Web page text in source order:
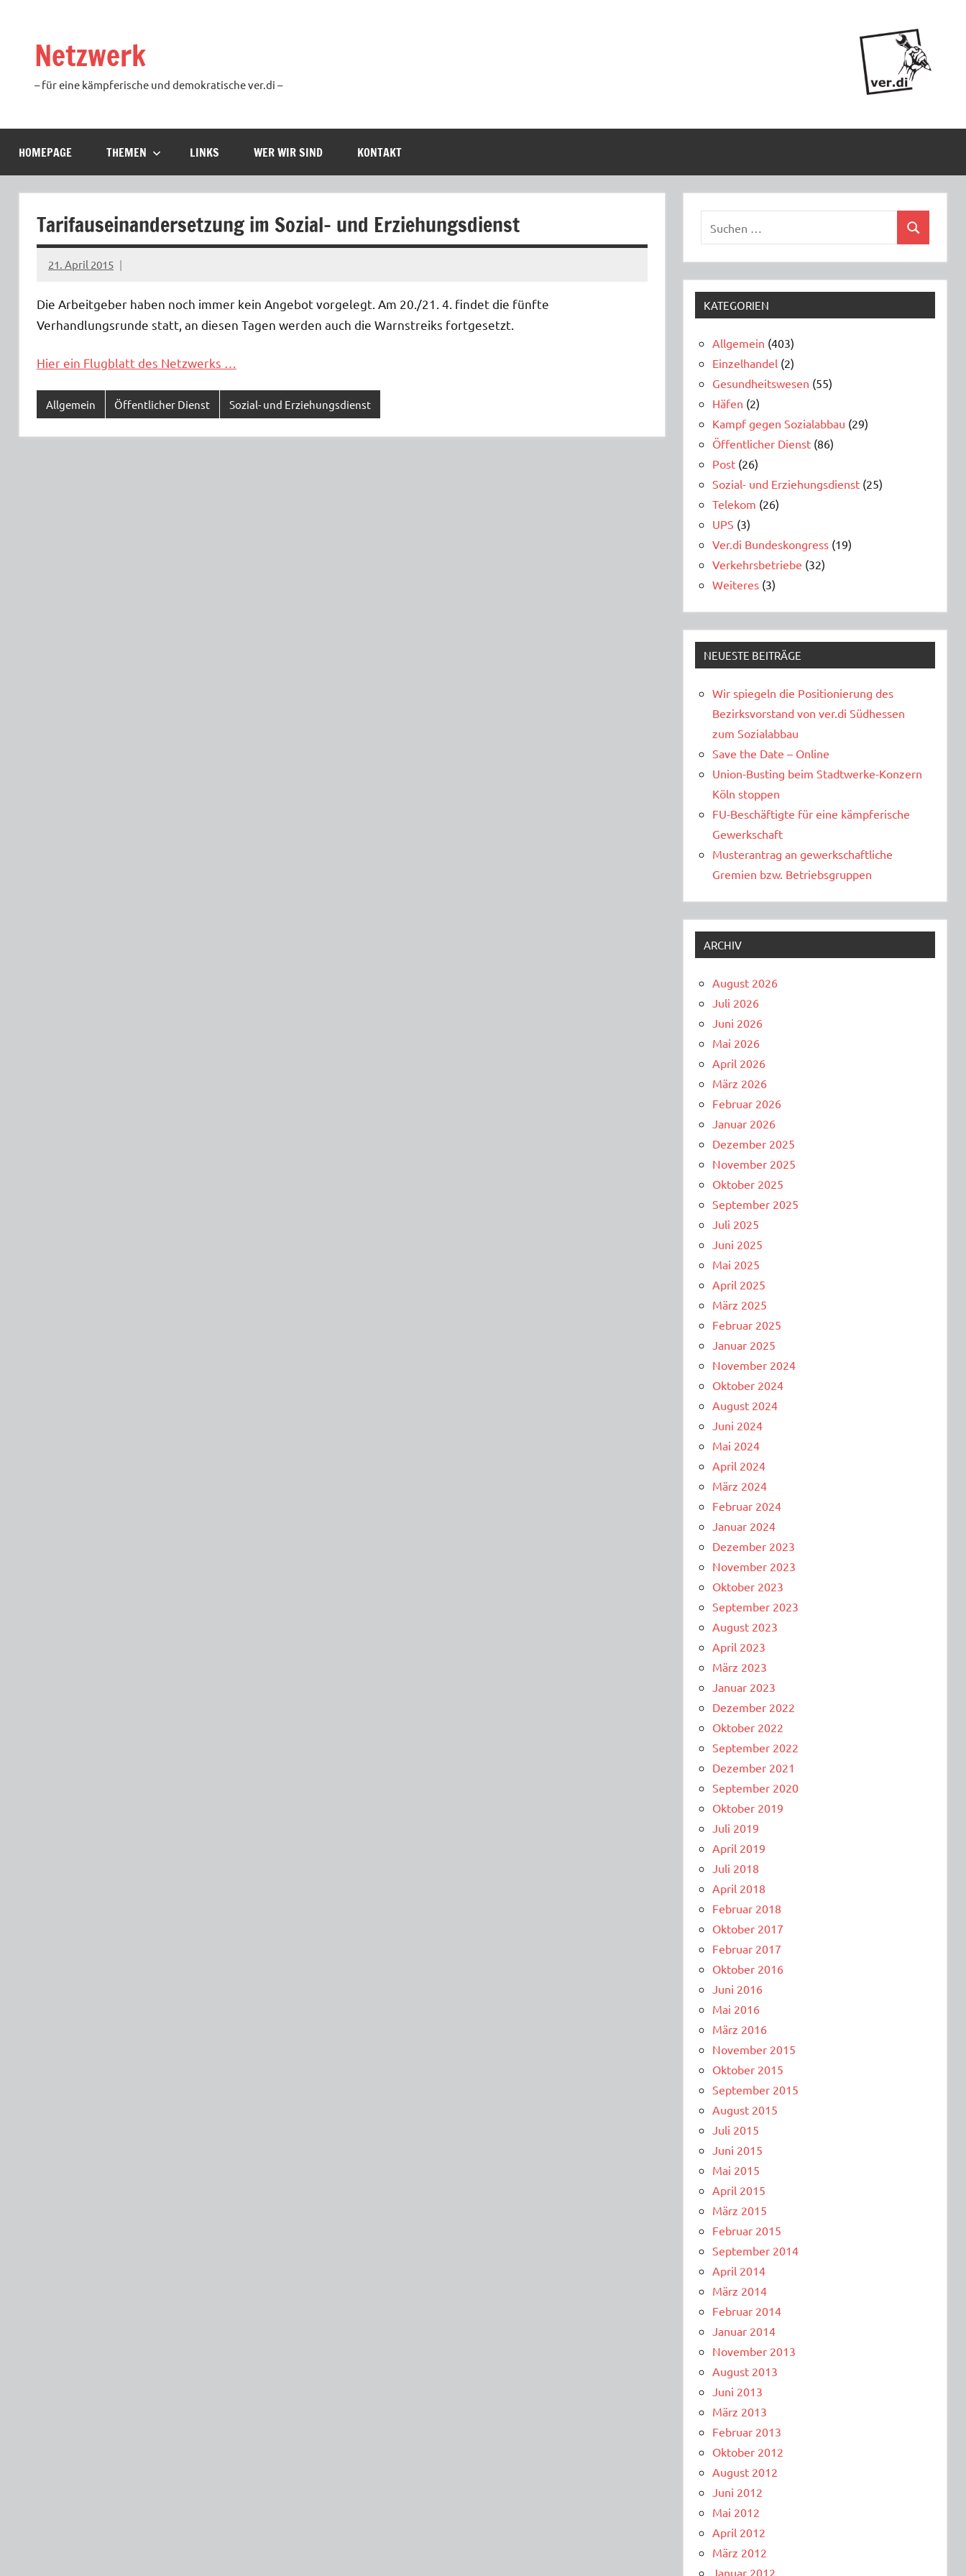
springenNetzwerk
– für eine kämpferische und demokratische ver.di –
HOMEPAGE THEMEN LINKS WER WIR SIND KONTAKT
Tarifauseinandersetzung im Sozial- und Erziehungsdienst
21. April 2015
Ilja
Die Arbeitgeber haben noch immer kein Angebot vorgelegt. Am 20./21. 4. findet die fünfte
Verhandlungsrunde statt, an diesen Tagen werden auch die Warnstreiks fortgesetzt.
Hier ein Flugblatt des Netzwerks …
Allgemein Öffentlicher Dienst Sozial- und Erziehungsdienst
nach:
Suchen
KATEGORIEN
Allgemein (403)
Einzelhandel (2)
Gesundheitswesen (55)
Häfen (2)
Kampf gegen Sozialabbau (29)
Öffentlicher Dienst (86)
Post (26)
Sozial- und Erziehungsdienst (25)
Telekom (26)
UPS (3)
Ver.di Bundeskongress (19)
Verkehrsbetriebe (32)
Weiteres (3)
NEUESTE BEITRÄGE
Wir spiegeln die Positionierung des
Bezirksvorstand von ver.di Südhessen
zum Sozialabbau
Save the Date – Online
Union-Busting beim Stadtwerke-Konzern
Köln stoppen
FU-Beschäftigte für eine kämpferische
Gewerkschaft
Musterantrag an gewerkschaftliche
Gremien bzw. Betriebsgruppen
ARCHIV
August 2026
Juli 2026
Juni 2026
Mai 2026
April 2026
März 2026
Februar 2026
Januar 2026
Dezember 2025
November 2025
Oktober 2025
September 2025
Juli 2025
Juni 2025
Mai 2025
April 2025
März 2025
Februar 2025
Januar 2025
November 2024
Oktober 2024
August 2024
Juni 2024
Mai 2024
April 2024
März 2024
Februar 2024
Januar 2024
Dezember 2023
November 2023
Oktober 2023
September 2023
August 2023
April 2023
März 2023
Januar 2023
Dezember 2022
Oktober 2022
September 2022
Dezember 2021
September 2020
Oktober 2019
Juli 2019
April 2019
Juli 2018
April 2018
Februar 2018
Oktober 2017
Februar 2017
Oktober 2016
Juni 2016
Mai 2016
März 2016
November 2015
Oktober 2015
September 2015
August 2015
Juli 2015
Juni 2015
Mai 2015
April 2015
März 2015
Februar 2015
September 2014
April 2014
März 2014
Februar 2014
Januar 2014
November 2013
August 2013
Juni 2013
März 2013
Februar 2013
Oktober 2012
August 2012
Juni 2012
Mai 2012
April 2012
März 2012
Januar 2012